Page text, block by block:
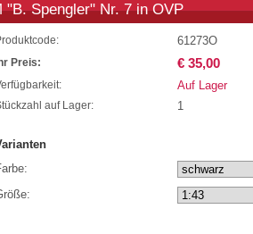
"B. Spengler" Nr. 7 in OVP
61273O
Ihr Preis: € 35,00
Auf Lager
auf Lager: 1